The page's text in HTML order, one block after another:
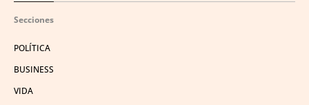
Secciones
POLÍTICA
BUSINESS
VIDA